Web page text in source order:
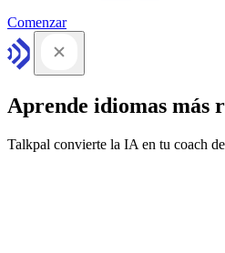
Comenzar
Aprende idiomas más
Talkpal convierte la IA en tu coach